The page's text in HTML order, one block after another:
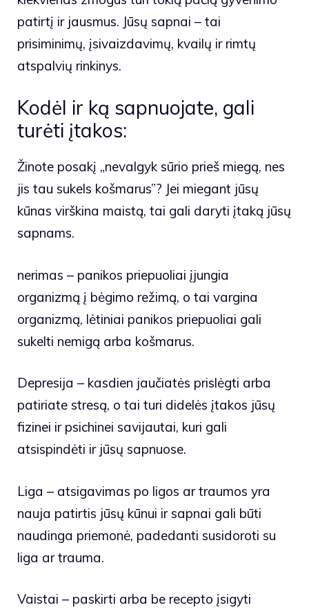
patirtį ir jausmus. Jūsų sapnai – tai
prisiminimų, įsivaizdavimų, kvailų ir rimtų
atspalvių rinkinys.
Kodėl ir ką sapnuojate, gali
turėti įtakos:
Žinote posakį „nevalgyk sūrio prieš miegą, nes
jis tau sukels košmarus”? Jei miegant jūsų
kūnas virškina maistą, tai gali daryti įtaką jūsų
sapnams.
nerimas – panikos priepuoliai įjungia
organizmą į bėgimo režimą, o tai vargina
organizmą, lėtiniai panikos priepuoliai gali
sukelti nemigą arba košmarus.
Depresija – kasdien jaučiatės prislėgti arba
patiriate stresą, o tai turi didelės įtakos jūsų
fizinei ir psichinei savijautai, kuri gali
atsispindėti ir jūsų sapnuose.
Liga – atsigavimas po ligos ar traumos yra
nauja patirtis jūsų kūnui ir sapnai gali būti
naudinga priemonė, padedanti susidoroti su
liga ar trauma.
Vaistai – paskirti arba be recepto įsigyti